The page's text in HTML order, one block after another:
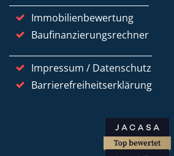
Immobilienbewertung
Baufinanzierungsrechner
Impressum / Datenschutz
Barrierefreiheitserklärung